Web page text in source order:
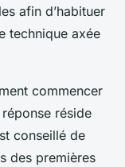
afin d’habituer
technique axée
commencer
réside
conseillé de
des premières